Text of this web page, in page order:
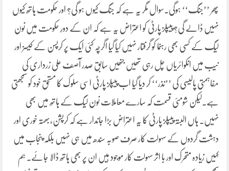
پھر ’’جنگ‘‘ ہوگی۔سوال مگر یہ ہے کہ جنگ کیوں ہو گی؟ اور حکومت ہاتھ کیوں
نہیں ڈالے گی؟ پیپلز پارٹی کو اعتراض یہ ہے کہ ان کے دورِ حکومت میں نون
لیگ کے کسی بھی رہنما کو گرفتار نہیں کیا گیا اگرچہ کئی ایک پر کرپسن کے کیسز اور
نیب میں انکوائریاں چل رہی تھیں جنھیں سابق صدر آصف علی زرداری کی
مفاہمتی پالیسی کی ’’نذر‘‘ کر دیا گیا اب پیپلز پارٹی اسی سلوک کا مستحق خود کو سمجھتی
ہے۔لیکن شومئی قسمت کہ سارے معاملات نون لیگ کے ہاتھ میں بھی
نہیں۔ ہاں البتہ پیپلز پارٹی کا یہ اعتراض بڑا جاندار ہے کہ کرپشن،بھتہ خوری اور
دہشت گردوں کے سہولت کار صرف صوبہ سندھ میں ہی نہیں بلکہ پنجاب میں
کہیں زیادہ متحرک اور با اثر سہولت کار موجود ہیں ان پر بھی ہاتھ ڈالا جائے۔ ہم